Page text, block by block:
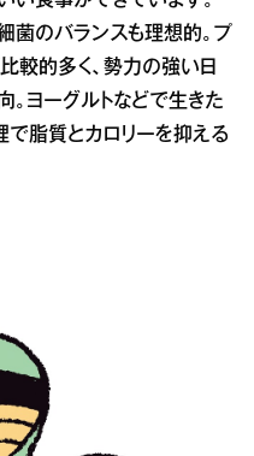
菌のバランスも理想的。プ
較的多く、勢力の強い日
ヨーグルトなどで生きた
で脂質とカロリーを抑える